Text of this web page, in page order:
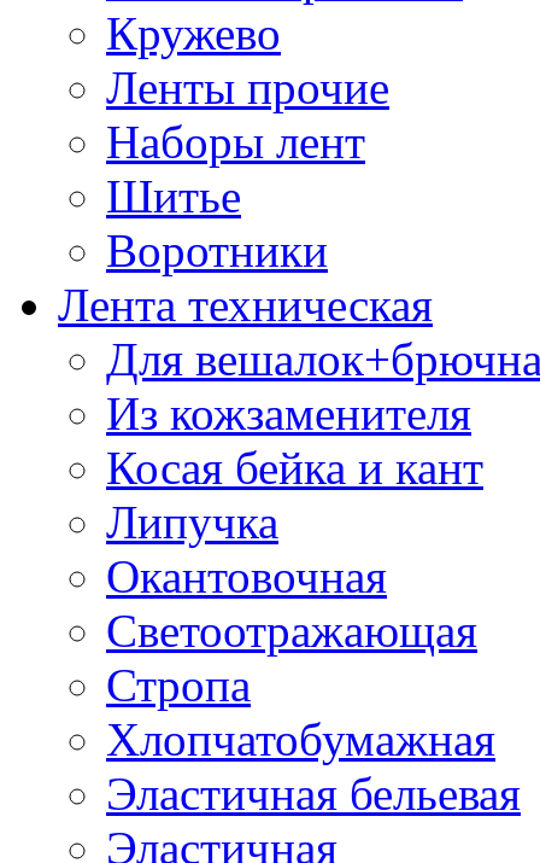
Кружево
Ленты прочие
Наборы лент
Шитье
Воротники
Лента техническая
Для
Из кожзаменителя
Косая бейка и кант
Липучка
Окантовочная
Светоотражающая
Стропа
Хлопчатобумажная
Эластичная бельевая
Эластичная